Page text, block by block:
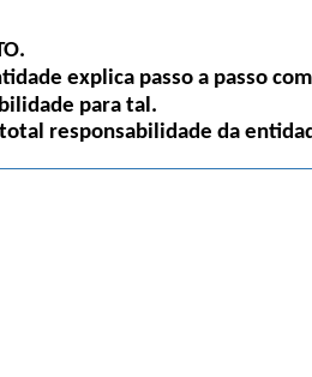
.
explica passo a passo
para tal.
responsabilidade da